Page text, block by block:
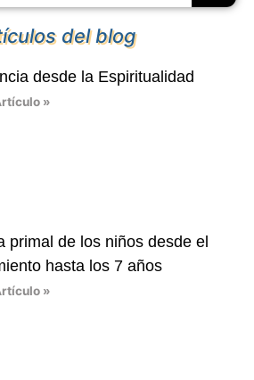
del blog
desde la Espiritualidad
»
primal de los niños desde el
hasta los 7 años
»